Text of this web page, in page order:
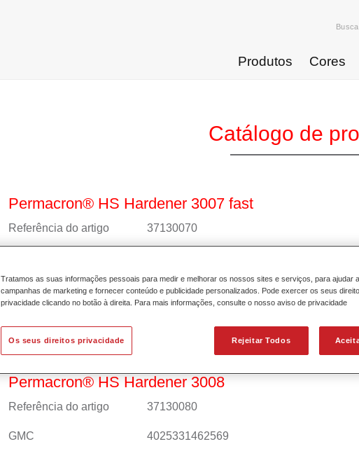
Produtos Cores
Catálogo de
Permacron® HS Hardener 3007 fast
Referência do artigo 37130070
Saber mais
Permacron® HS Hardener 3008
Referência do artigo 37130080
GMC 4025331462569
Tratamos as suas informações pessoais para medir e melhorar os nossos sites e serviços, para ajudar
campanhas de marketing e fornecer conteúdo e publicidade personalizados. Pode exercer os seus
privacidade clicando no botão à direita. Para mais informações, consulte o nosso aviso de privacidade
Rejeitar Todos
Os seus direitos privacidade